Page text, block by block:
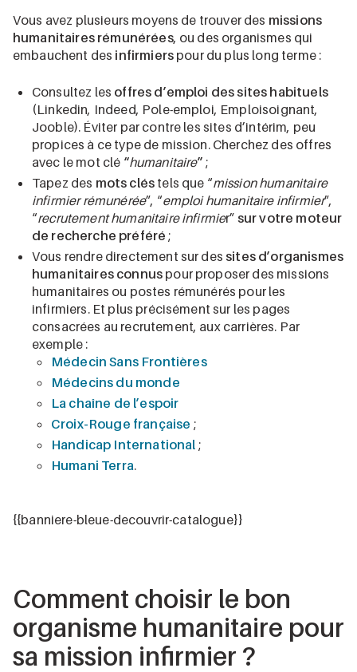
Vous avez plusieurs moyens de trouver des missions
humanitaires rémunérées, ou des organismes qui
embauchent des infirmiers pour du plus long terme :
Consultez les offres d’emploi des sites habituels
(Linkedin, Indeed, Pole-emploi, Emploisoignant,
Jooble). Éviter par contre les sites d’intérim, peu
propices à ce type de mission. Cherchez des offres
avec le mot clé “humanitaire” ;
Tapez des mots clés tels que “mission humanitaire
infirmier rémunérée”, “emploi humanitaire infirmier”,
“recrutement humanitaire infirmier” sur votre moteur
de recherche préféré ;
Vous rendre directement sur des sites d’organismes
humanitaires connus pour proposer des missions
humanitaires ou postes rémunérés pour les
infirmiers. Et plus précisément sur les pages
consacrées au recrutement, aux carrières. Par
exemple :
Médecin Sans Frontières
Médecins du monde
La chaîne de l’espoir
Croix-Rouge française ;
Handicap International ;
Humani Terra.
{{banniere-bleue-decouvrir-catalogue}}
Comment choisir le bon
organisme humanitaire pour
sa mission infirmier ?